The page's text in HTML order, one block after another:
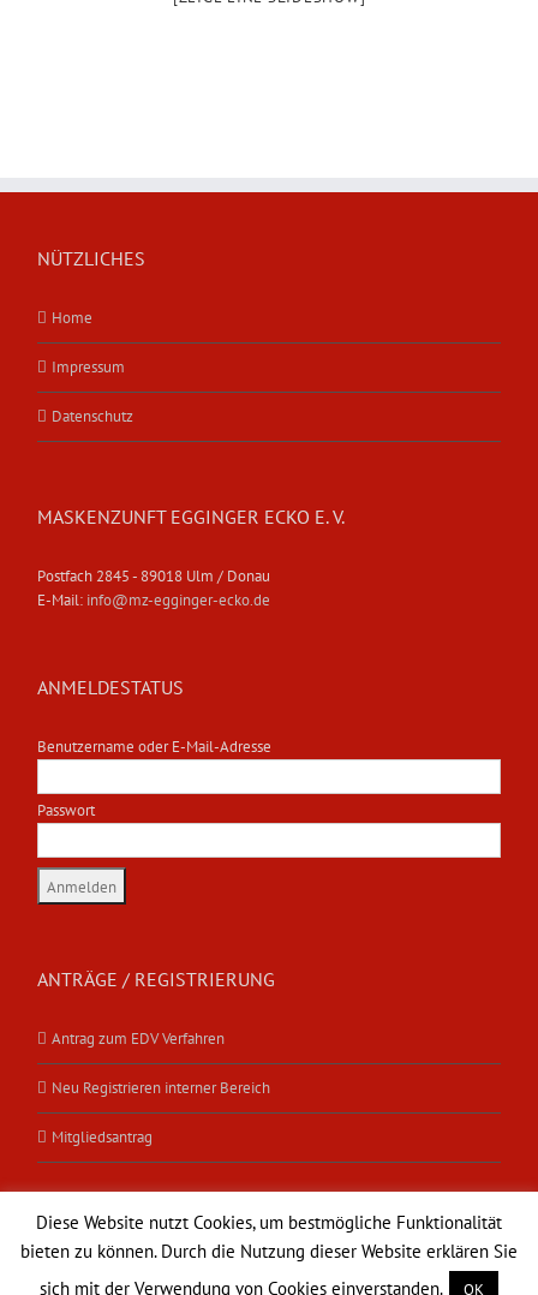
NÜTZLICHES
Home
Impressum
Datenschutz
MASKENZUNFT EGGINGER ECKO E. V.
Postfach 2845 - 89018 Ulm / Donau
E-Mail: info@mz-egginger-ecko.de
ANMELDESTATUS
Benutzername oder E-Mail-Adresse
Passwort
ANTRÄGE / REGISTRIERUNG
Antrag zum EDV Verfahren
Neu Registrieren interner Bereich
Mitgliedsantrag
Diese Website nutzt Cookies, um bestmögliche Funktionalität
bieten zu können. Durch die Nutzung dieser Website erklären Sie
sich mit der Verwendung von Cookies einverstanden.
OK